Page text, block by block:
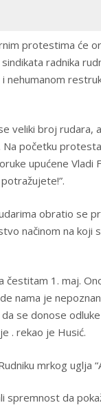
protestima će
radnika
nehumanom
veliki broj rudara,
početku
upućene Vladi
obratio se
načinom na koji
čestitam 1. maj.
nama je
se donose
. rekao je Husić.
mrkog uglja
spremnost da